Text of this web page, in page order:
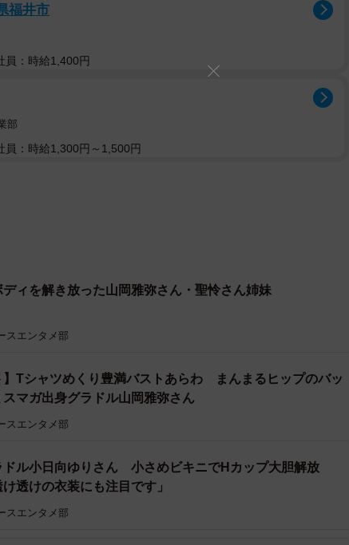
福井市
員：時給1,400円
部
員：時給1,300円～1,500円
ディを解き放った山岡雅弥さん・聖怜さん姉妹
スエンタメ部
】Tシャツめくり豊満バストあらわ まんまるヒップのバッ
マガ出身グラドル山岡雅弥さん
スエンタメ部
ドル小日向ゆりさん 小さめビキニでHカップ大胆解放
透けの衣装にも注目です」
スエンタメ部